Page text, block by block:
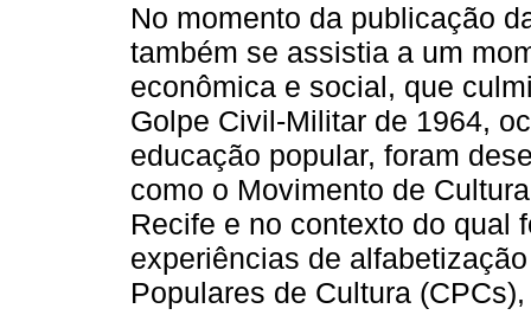
No momento da publicação
também se assistia a um
econômica e social, que
Golpe Civil-Militar de 1964,
educação popular, foram
como o Movimento de
Recife e no contexto do qual
experiências de
Populares de Cultura